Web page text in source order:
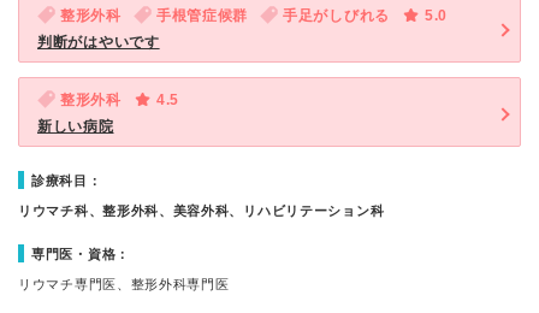
整形外科 手根管症候群 手足がしびれる
5.0
判断がはやいです
整形外科
4.5
新しい病院
診療科目：
リウマチ科、整形外科、美容外科、リハビリテーション科
専門医・資格：
リウマチ専門医、整形外科専門医